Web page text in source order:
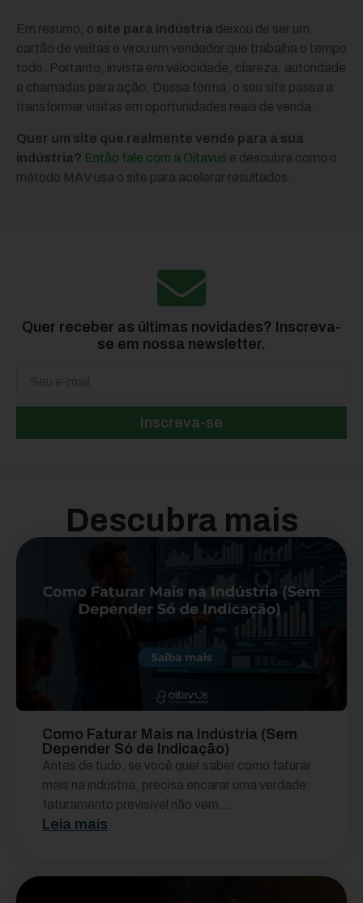
Em resumo, o site para indústria deixou de ser um
cartão de visitas e virou um vendedor que trabalha o tempo
todo. Portanto, invista em velocidade, clareza, autoridade
e chamadas para ação. Dessa forma, o seu site passa a
transformar visitas em oportunidades reais de venda.
Quer um site que realmente vende para a sua
indústria? Então fale com a Oitavus e descubra como o
método MAV usa o site para acelerar resultados.
Quer receber as últimas novidades? Inscreva-
se em nossa newsletter.
Inscreva-se
Descubra mais
Como Faturar Mais na Indústria (Sem
Depender Só de Indicação)
Antes de tudo, se você quer saber como faturar
mais na indústria, precisa encarar uma verdade:
faturamento previsível não vem...
Leia mais